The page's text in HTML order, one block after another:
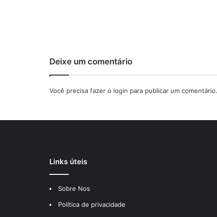
Deixe um comentário
Você precisa fazer o login para publicar um comentário.
Links úteis
Sobre Nos
Política de privacidade